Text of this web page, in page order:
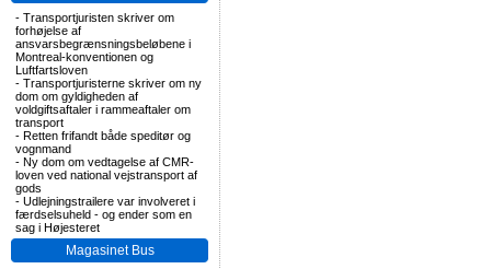
- Transportjuristen skriver om
forhøjelse af
ansvarsbegrænsningsbeløbene i
Montreal-konventionen og
Luftfartsloven
- Transportjuristerne skriver om ny
dom om gyldigheden af
voldgiftsaftaler i rammeaftaler om
transport
- Retten frifandt både speditør og
vognmand
- Ny dom om vedtagelse af CMR-
loven ved national vejstransport af
gods
- Udlejningstrailere var involveret i
færdselsuheld - og ender som en
sag i Højesteret
Magasinet Bus